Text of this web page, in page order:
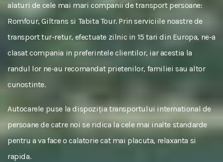
alaturi de cele mai mari companii de transport persoane:
Romfour, Giltrans si Tabita Tour. Prin serviciile noastre de
transport tur-retur, efectuate zilnic in 15 tari din Europa, ne-a
clasat compania in preferintele clientilor, iar acestia la
randul lor ne-au recomandat prietenilor, familiei sau altor
cunostinte.
Autocarele puse la dispoziția transportului international de
persoane de catre noi se ridica la cele mai inalte standarde
pentru a va face o calatorie cat mai placuta, relaxanta si
rapida.